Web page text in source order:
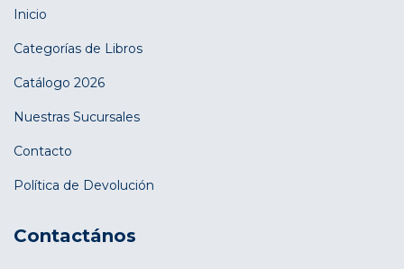
Inicio
Categorías de Libros
Catálogo 2026
Nuestras Sucursales
Contacto
Política de Devolución
Contactános